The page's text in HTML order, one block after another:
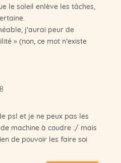
le soleil enlève les tâches,
j’aurai peur de
» (non, ce mot n’existe
psl et je ne peux pas les
machine à coudre :/ mais
de pouvoir les faire soi